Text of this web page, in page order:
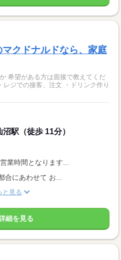
クドナルドなら、家庭
希望がある方は面接で教えてくだ
駅（徒歩 11分）
業時間となります...
合にあわせて お...
と見る
細を見る